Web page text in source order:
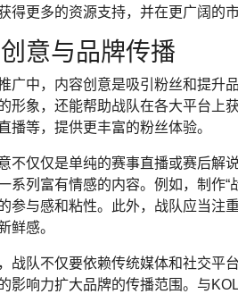
得更多的资源支持，并在更广阔的
意与品牌传播
广中，内容创意是吸引粉丝和提升
形象，还能帮助战队在各大平台上
播等，提供更丰富的粉丝体验。
不仅仅是单纯的赛事直播或赛后解
系列富有情感的内容。例如，制作
参与感和粘性。此外，战队应当注
鲜感。
战队不仅要依赖传统媒体和社交平
影响力扩大品牌的传播范围。与